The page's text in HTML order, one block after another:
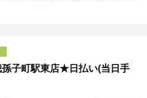
子町駅東店★日払い(当日手